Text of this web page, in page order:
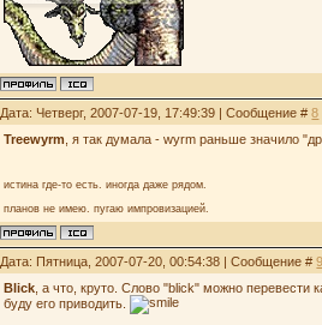
Дата: Четверг, 2007-07-19, 17:49:39 | Сообщение #8
Treewyrm , я так думала - wyrm раньше значило
истина где-то есть. иногда даже рядом.
планов не имею. пугаю импровизацией.
Дата: Пятница, 2007-07-20, 00:54:38 | Сообщение #9
Blick , а что, круто. Слово "blick" можно перевести
буду его приводить.